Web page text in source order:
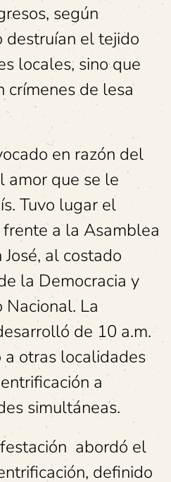
según
destruían el tejido
locales, sino que
crímenes de lesa
en razón del
amor que se le
Tuvo lugar el
a la Asamblea
al costado
la Democracia y
La
de 10 a.m.
a otras localidades
a
simultáneas.
abordó el
definido